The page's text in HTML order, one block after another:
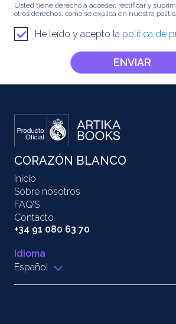
Usted tiene derecho a acceder, rectificar y
otros derechos, como se explica en nuestra
He leído y acepto la política de
ENVIAR
CORAZÓN BLANCO
Inicio
Sobre nosotros
FAQ’S
Contacto
+34 91 080 63 70
Idioma
Español